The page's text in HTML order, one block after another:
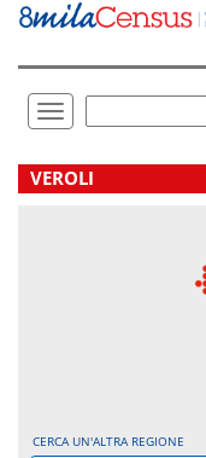
Vai
direttamente
Toggle
navigation
.
VEROLI
CERCA UN'ALTRA REGIONE